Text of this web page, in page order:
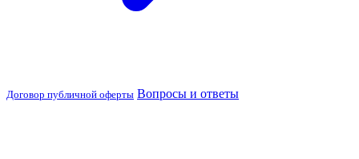
Договор публичной оферты Вопросы и ответы